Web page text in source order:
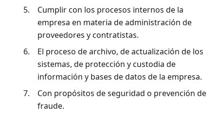
5.
Cumplir con los procesos internos de la
empresa en materia de administración de
proveedores y contratistas.
6.
El proceso de archivo, de actualización de los
sistemas, de protección y custodia de
información y bases de datos de la empresa.
7.
Con propósitos de seguridad o prevención de
fraude.